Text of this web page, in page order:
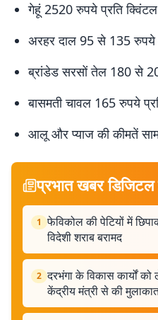
गेहूं 2520 रुपये प्रति
अरहर दाल 95 से 135 रुपये
ब्रांडेड सरसों तेल 180 से
बासमती चावल 165 रुपये
आलू और प्याज की कीमतें
प्रभात खबर डिजिटल
1 फेविकोल की पेटियों में
विदेशी शराब बरामद
2 दरभंगा के विकास कार्यों
केंद्रीय मंत्री से की